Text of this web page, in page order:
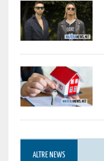
ALTRE NEWS